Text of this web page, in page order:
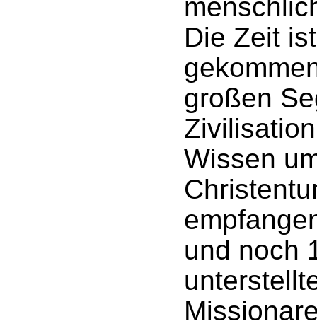
Die Zeit
großen
Wissen
und noch